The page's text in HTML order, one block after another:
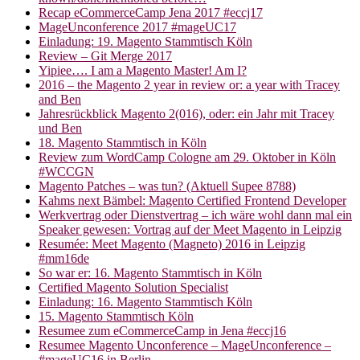
Recap eCommerceCamp Jena 2017 #eccj17
MageUnconference 2017 #mageUC17
Einladung: 19. Magento Stammtisch Köln
Review – Git Merge 2017
Yipiee…. I am a Magento Master! Am I?
2016 – the Magento 2 year in review or: a year with Tracey
and Ben
Jahresrückblick Magento 2(016), oder: ein Jahr mit Tracey
und Ben
18. Magento Stammtisch in Köln
Review zum WordCamp Cologne am 29. Oktober in Köln
#WCCGN
Magento Patches – was tun? (Aktuell Supee 8788)
Kahms next Bämbel: Magento Certified Frontend Developer
Werkvertrag oder Dienstvertrag – ich wäre wohl dann mal ein
Speaker gewesen: Vortrag auf der Meet Magento in Leipzig
Resumée: Meet Magento (Magneto) 2016 in Leipzig
#mm16de
So war er: 16. Magento Stammtisch in Köln
Certified Magento Solution Specialist
Einladung: 16. Magento Stammtisch Köln
15. Magento Stammtisch Köln
Resumee zum eCommerceCamp in Jena #eccj16
Resumee Magento Unconference – MageUnconference –